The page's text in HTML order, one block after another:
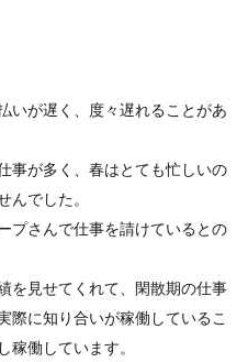
いが遅く、度々遅れることがあ
事が多く、春はとても忙しいの
でした。
プさんで仕事を請けているとの
を見せてくれて、閑散期の仕事
際に知り合いが稼働しているこ
働しています。